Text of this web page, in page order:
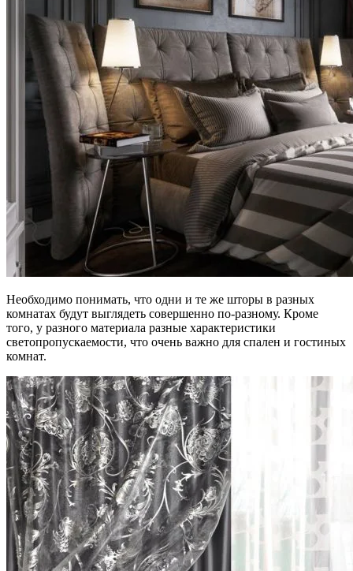
Необходимо понимать, что одни и те же шторы в разных
комнатах будут выглядеть совершенно по-разному. Кроме
того, у разного материала разные характеристики
светопропускаемости, что очень важно для спален и гостиных
комнат.